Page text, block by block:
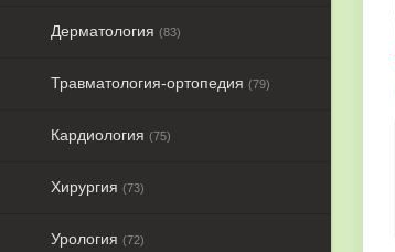
Дерматология (83)
Травматология-ортопедия (79)
Кардиология (75)
Хирургия (73)
Урология (72)